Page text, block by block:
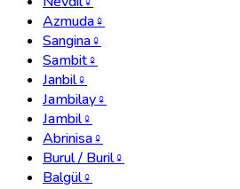
Azmuda♀
Sangina♀
Sambit♀
Janbil♀
Jambilay♀
Jambil♀
Abrinisa♀
Burul / Buril♀
Balgül♀